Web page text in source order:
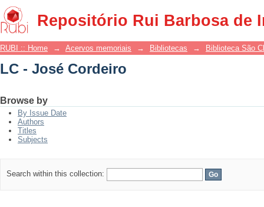
Repositório Rui Barbosa de
LC - José Cordeiro
RUBI :: Home → Acervos memoriais → Bibliotecas → Biblioteca São
LC - José Cordeiro
Browse by
By Issue Date
Authors
Titles
Subjects
Search within this collection: